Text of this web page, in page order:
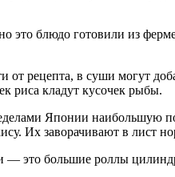
это блюдо готовили из
рецепта, в суши могут
риса кладут кусочек рыбы.
Японии наибольшую
Их заворачивают в лист
это большие роллы